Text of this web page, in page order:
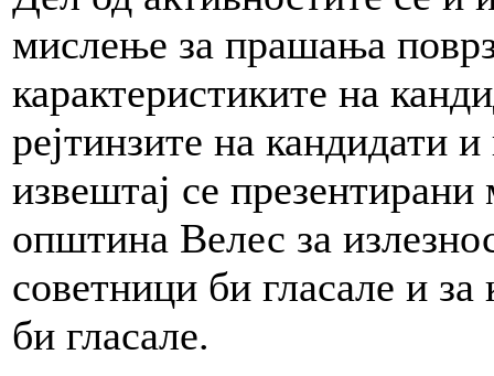
мислење за прашања
карактеристиките на
рејтинзите на кандидати
извештај се
општина Велес за
советници би гласале и за
би гласале.